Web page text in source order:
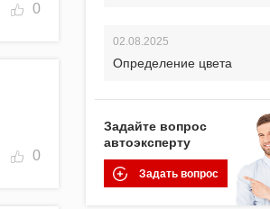
0
0
02.08.2025
Определение цвета
Задайте вопрос
автоэксперту
Задать вопрос